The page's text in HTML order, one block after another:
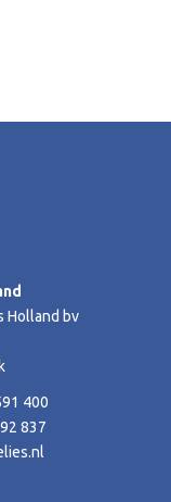
Holland bv
400
837